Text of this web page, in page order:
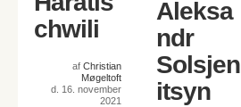
chwili
af Christian
Møgeltoft
d. 16. november
2021
Aleksa
ndr
Solsjen
itsyn